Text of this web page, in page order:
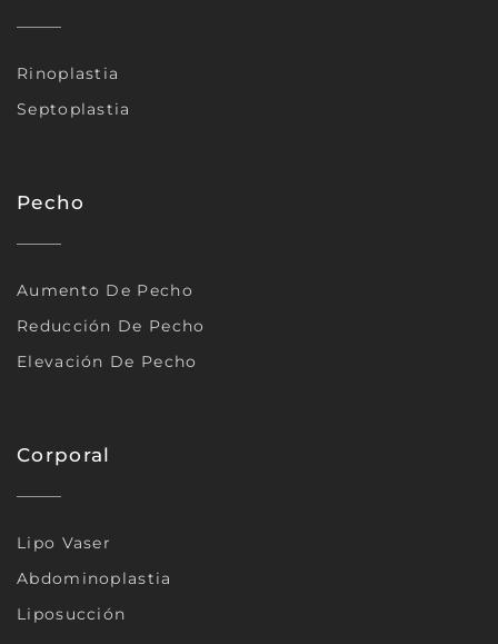
Rinoplastia
Septoplastia
Pecho
Aumento De Pecho
Reducción De Pecho
Elevación De Pecho
Corporal
Lipo Vaser
Abdominoplastia
Liposucción